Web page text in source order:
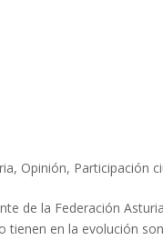
, Opinión, Participación
de la Federación
tienen en la evolución